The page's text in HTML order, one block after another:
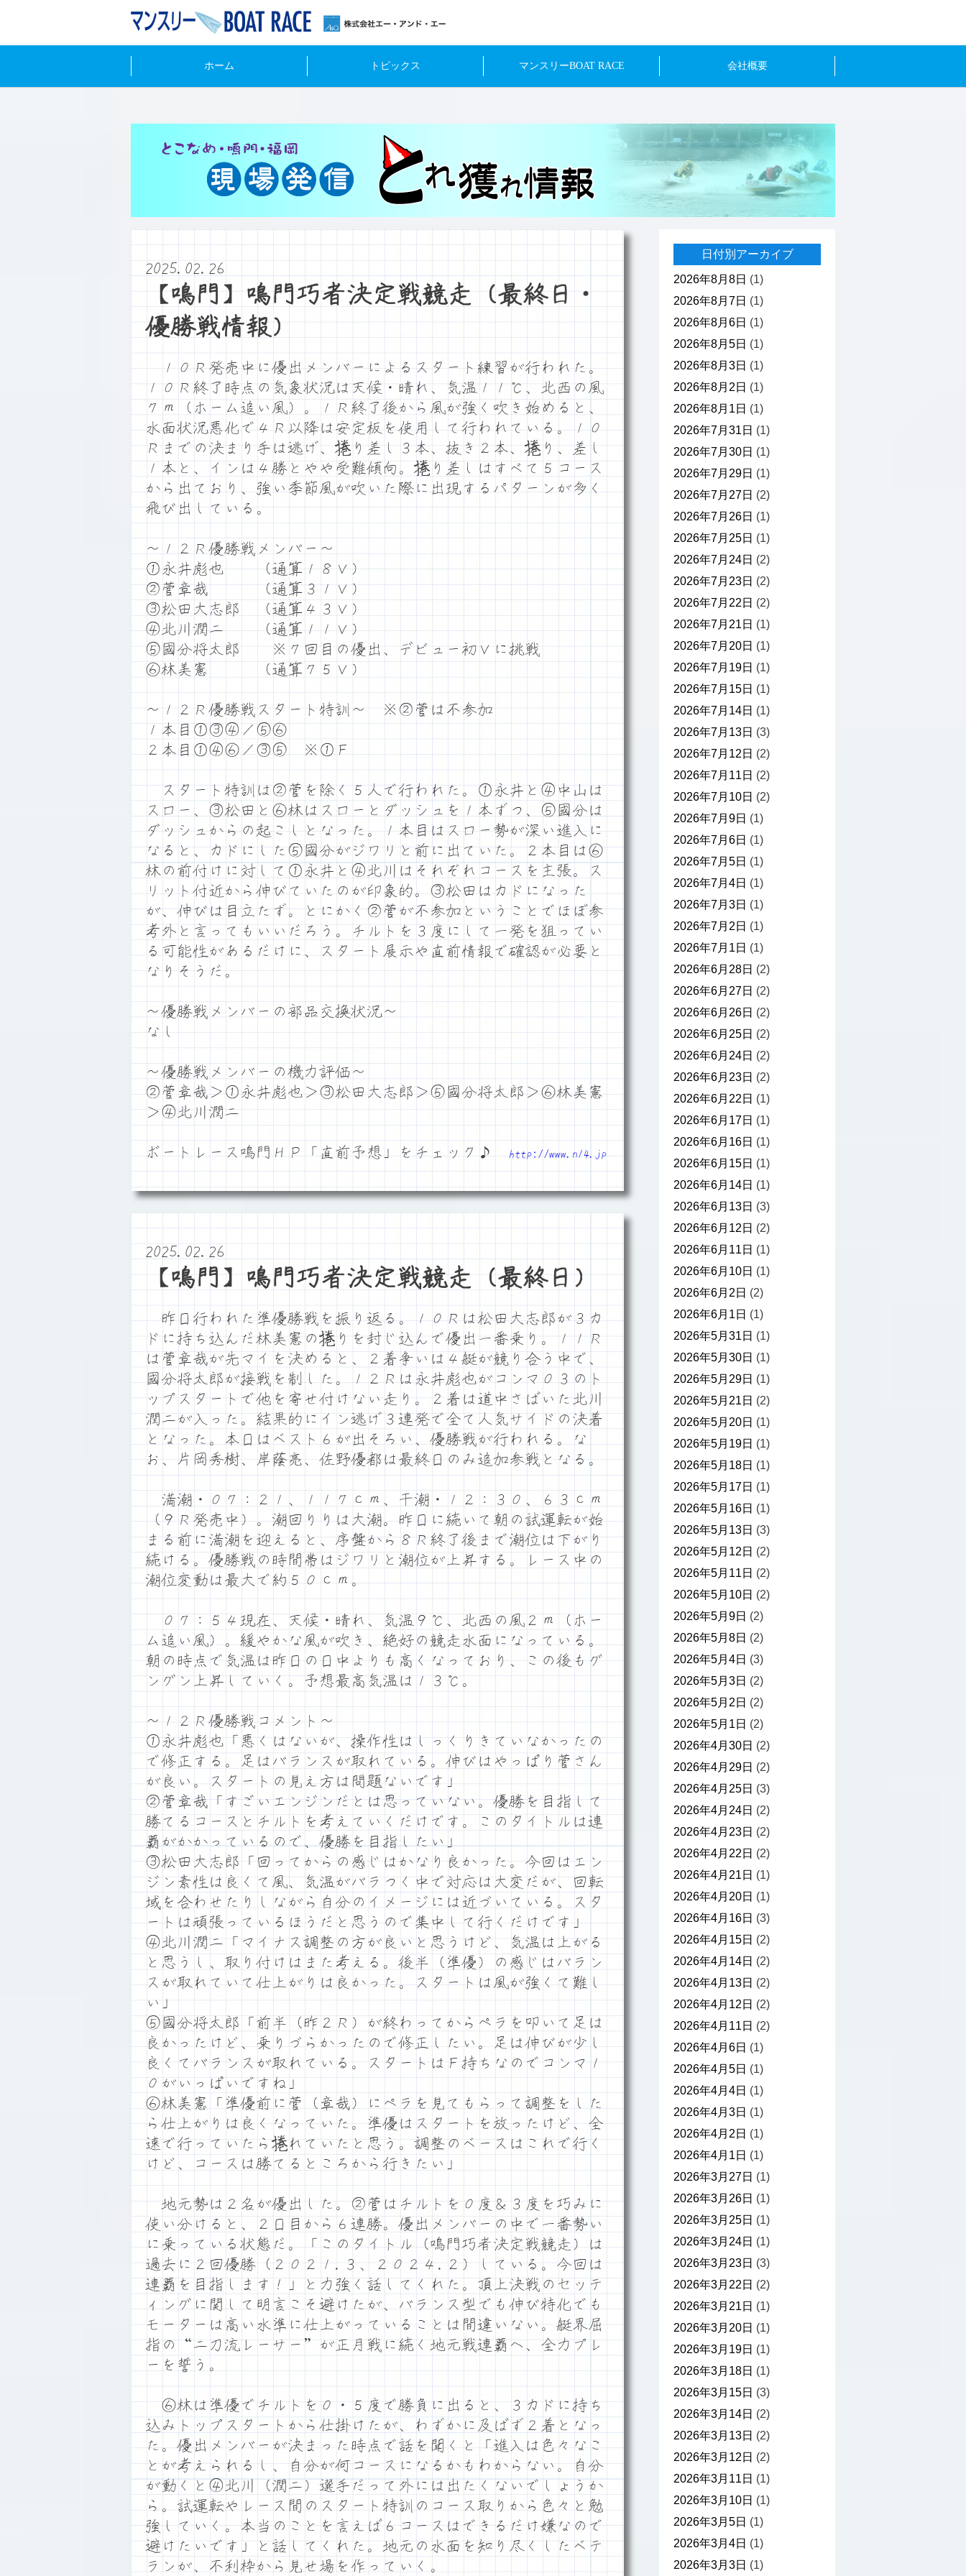
ホーム トピックス マンスリーBOAT RACE 会社概要
2025.02.26
【鳴門】鳴門巧者決定戦競走（最終日・
優勝戦情報）
１０Ｒ発売中に優出メンバーによるスタート練習が行われた。
１０Ｒ終了時点の気象状況は天候・晴れ、気温１１℃、北西の風
７ｍ（ホーム追い風）。１Ｒ終了後から風が強く吹き始めると、
水面状況悪化で４Ｒ以降は安定板を使用して行われている。１０
Ｒまでの決まり手は逃げ、捲り差し３本、抜き２本、捲り、差し
１本と、インは４勝とやや受難傾向。捲り差しはすべて５コース
から出ており、強い季節風が吹いた際に出現するパターンが多く
飛び出している。
～１２Ｒ優勝戦メンバー～
①永井彪也 （通算１８Ｖ）
②菅章哉 （通算３１Ｖ）
③松田大志郎 （通算４３Ｖ）
④北川潤二 （通算１１Ｖ）
⑤國分将太郎 ※７回目の優出、デビュー初Ｖに挑戦
⑥林美憲 （通算７５Ｖ）
～１２Ｒ優勝戦スタート特訓～ ※②菅は不参加
１本目①③④／⑤⑥
２本目①④⑥／③⑤ ※①Ｆ
スタート特訓は②菅を除く５人で行われた。①永井と④中山は
スロー、③松田と⑥林はスローとダッシュを１本ずつ、⑤國分は
ダッシュからの起こしとなった。１本目はスロー勢が深い進入に
なると、カドにした⑤國分がジワリと前に出ていた。２本目は⑥
林の前付けに対して①永井と④北川はそれぞれコースを主張。ス
リット付近から伸びていたのが印象的。③松田はカドになった
が、伸びは目立たず。とにかく②菅が不参加ということでほぼ参
考外と言ってもいいだろう。チルトを３度にして一発を狙ってい
る可能性があるだけに、スタート展示や直前情報で確認が必要と
なりそうだ。
～優勝戦メンバーの部品交換状況～
なし
～優勝戦メンバーの機力評価～
②菅章哉＞①永井彪也＞③松田大志郎＞⑤國分将太郎＞⑥林美憲
＞④北川潤二
ボートレース鳴門ＨＰ「直前予想」をチェック♪http://www.n14.jp
2025.02.26
【鳴門】鳴門巧者決定戦競走（最終日）
昨日行われた準優勝戦を振り返る。１０Ｒは松田大志郎が３カ
ドに持ち込んだ林美憲の捲りを封じ込んで優出一番乗り。１１Ｒ
は菅章哉が先マイを決めると、２着争いは４艇が競り合う中で、
國分将太郎が接戦を制した。１２Ｒは永井彪也がコンマ０３のト
ップスタートで他を寄せ付けない走り。２着は道中さばいた北川
潤二が入った。結果的にイン逃げ３連発で全て人気サイドの決着
となった。本日はベスト６が出そろい、優勝戦が行われる。な
お、片岡秀樹、岸蔭亮、佐野優都は最終日のみ追加参戦となる。
満潮・０７：２１、１１７ｃｍ、干潮・１２：３０、６３ｃｍ
（９Ｒ発売中）。潮回りりは大潮。昨日に続いて朝の試運転が始
まる前に満潮を迎えると、序盤から８Ｒ終了後まで潮位は下がり
続ける。優勝戦の時間帯はジワリと潮位が上昇する。レース中の
潮位変動は最大で約５０ｃｍ。
０７：５４現在、天候・晴れ、気温９℃、北西の風２ｍ（ホー
ム追い風）。緩やかな風が吹き、絶好の競走水面になっている。
朝の時点で気温は昨日の日中よりも高くなっており、この後もグ
ングン上昇していく。予想最高気温は１３℃。
～１２Ｒ優勝戦コメント～
①永井彪也「悪くはないが、操作性はしっくりきていなかったの
で修正する。足はバランスが取れている。伸びはやっぱり菅さん
が良い。スタートの見え方は問題ないです」
②菅章哉「すごいエンジンだとは思っていない。優勝を目指して
勝てるコースとチルトを考えていくだけです。このタイトルは連
覇がかかっているので、優勝を目指したい」
③松田大志郎「回ってからの感じはかなり良かった。今回はエン
ジン素性は良くて風、気温がバラつく中で対応は大変だが、回転
域を合わせたりしながら自分のイメージには近づいている。スタ
ートは頑張っているほうだと思うので集中して行くだけです」
④北川潤二「マイナス調整の方が良いと思うけど、気温は上がる
と思うし、取り付けはまた考える。後半（準優）の感じはバラン
スが取れていて仕上がりは良かった。スタートは風が強くて難し
い」
⑤國分将太郎「前半（昨２Ｒ）が終わってからペラを叩いて足は
良かったけど、乗りづらかったので修正したい。足は伸びが少し
良くてバランスが取れている。スタートはＦ持ちなのでコンマ１
０がいっぱいですね」
⑥林美憲「準優前に菅（章哉）にペラを見てもらって調整をした
ら仕上がりは良くなっていた。準優はスタートを放ったけど、全
速で行っていたら捲れていたと思う。調整のベースはこれで行く
けど、コースは勝てるところから行きたい」
地元勢は２名が優出した。②菅はチルトを０度＆３度を巧みに
使い分けると、２日目から６連勝。優出メンバーの中で一番勢い
に乗っている状態だ。「このタイトル（鳴門巧者決定戦競走）は
過去に２回優勝（２０２１.３、２０２４.２）している。今回は
連覇を目指します！」と力強く話してくれた。頂上決戦のセッテ
ィングに関して明言こそ避けたが、バランス型でも伸び特化でも
モーターは高い水準に仕上がっていることは間違いない。艇界屈
指の“二刀流レーサー”が正月戦に続く地元戦連覇へ、全力プレ
ーを誓う。
⑥林は準優でチルトを０・５度で勝負に出ると、３カドに持ち
込みトップスタートから仕掛けたが、わずかに及ばず２着となっ
た。優出メンバーが決まった時点で話を聞くと「進入は色々なこ
とが考えられるし、自分が何コースになるかもわからない。自分
が動くと④北川（潤二）選手だって外には出たくないでしょうか
ら。試運転やレース間のスタート特訓のコース取りから色々と勉
強していく。本当のことを言えば６コースはできるだけ嫌なので
避けたいです」と話してくれた。地元の水面を知り尽くしたベテ
ランが、不利枠から見せ場を作っていく。
日付別アーカイブ
2026年8月8日 (1)
2026年8月7日 (1)
2026年8月6日 (1)
2026年8月5日 (1)
2026年8月3日 (1)
2026年8月2日 (1)
2026年8月1日 (1)
2026年7月31日 (1)
2026年7月30日 (1)
2026年7月29日 (1)
2026年7月27日 (2)
2026年7月26日 (1)
2026年7月25日 (1)
2026年7月24日 (2)
2026年7月23日 (2)
2026年7月22日 (2)
2026年7月21日 (1)
2026年7月20日 (1)
2026年7月19日 (1)
2026年7月15日 (1)
2026年7月14日 (1)
2026年7月13日 (3)
2026年7月12日 (2)
2026年7月11日 (2)
2026年7月10日 (2)
2026年7月9日 (1)
2026年7月6日 (1)
2026年7月5日 (1)
2026年7月4日 (1)
2026年7月3日 (1)
2026年7月2日 (1)
2026年7月1日 (1)
2026年6月28日 (2)
2026年6月27日 (2)
2026年6月26日 (2)
2026年6月25日 (2)
2026年6月24日 (2)
2026年6月23日 (2)
2026年6月22日 (1)
2026年6月17日 (1)
2026年6月16日 (1)
2026年6月15日 (1)
2026年6月14日 (1)
2026年6月13日 (3)
2026年6月12日 (2)
2026年6月11日 (1)
2026年6月10日 (1)
2026年6月2日 (2)
2026年6月1日 (1)
2026年5月31日 (1)
2026年5月30日 (1)
2026年5月29日 (1)
2026年5月21日 (2)
2026年5月20日 (1)
2026年5月19日 (1)
2026年5月18日 (1)
2026年5月17日 (1)
2026年5月16日 (1)
2026年5月13日 (3)
2026年5月12日 (2)
2026年5月11日 (2)
2026年5月10日 (2)
2026年5月9日 (2)
2026年5月8日 (2)
2026年5月4日 (3)
2026年5月3日 (2)
2026年5月2日 (2)
2026年5月1日 (2)
2026年4月30日 (2)
2026年4月29日 (2)
2026年4月25日 (3)
2026年4月24日 (2)
2026年4月23日 (2)
2026年4月22日 (2)
2026年4月21日 (1)
2026年4月20日 (1)
2026年4月16日 (3)
2026年4月15日 (2)
2026年4月14日 (2)
2026年4月13日 (2)
2026年4月12日 (2)
2026年4月11日 (2)
2026年4月6日 (1)
2026年4月5日 (1)
2026年4月4日 (1)
2026年4月3日 (1)
2026年4月2日 (1)
2026年4月1日 (1)
2026年3月27日 (1)
2026年3月26日 (1)
2026年3月25日 (1)
2026年3月24日 (1)
2026年3月23日 (3)
2026年3月22日 (2)
2026年3月21日 (1)
2026年3月20日 (1)
2026年3月19日 (1)
2026年3月18日 (1)
2026年3月15日 (3)
2026年3月14日 (2)
2026年3月13日 (2)
2026年3月12日 (2)
2026年3月11日 (1)
2026年3月10日 (1)
2026年3月5日 (1)
2026年3月4日 (1)
2026年3月3日 (1)